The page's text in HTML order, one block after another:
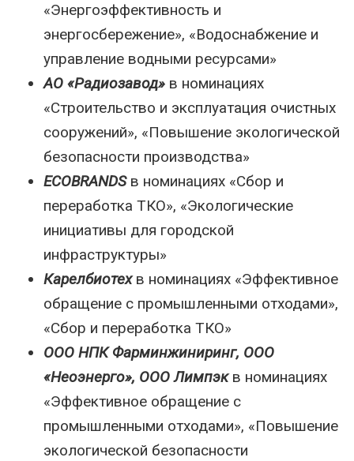
«Энергоэффективность и
энергосбережение», «Водоснабжение и
управление водными ресурсами»
АО «Радиозавод» в номинациях
«Строительство и эксплуатация очистных
сооружений», «Повышение экологической
безопасности производства»
ECOBRANDSв номинациях «Сбор и
переработка ТКО», «Экологические
инициативы для городской
инфраструктуры»
Карелбиотехв номинациях «Эффективное
обращение с промышленными отходами»,
«Сбор и переработка ТКО»
ООО НПК Фарминжиниринг, ООО
«Неоэнерго», ООО Лимпэкв номинациях
«Эффективное обращение с
промышленными отходами», «Повышение
экологической безопасности